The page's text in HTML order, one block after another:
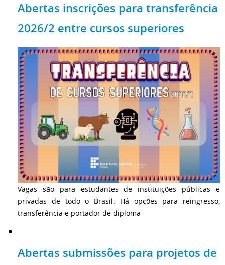
Abertas inscrições para transferência
2026/2 entre cursos superiores
Vagas são para estudantes de instituições públicas e
privadas de todo o Brasil. Há opções para reingresso,
transferência e portador de diploma
Abertas submissões para projetos de